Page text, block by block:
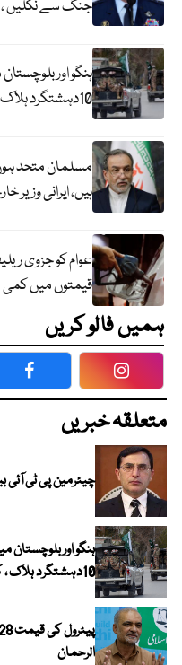
جنگ سے نکلیں ،
ہنگو اور
10دہشتگرد ہلاک ، کیپٹن شہید
مسلمان متحد
ہیں، ایرانی وزیر
عوام کو جزوی
قیمتوں میں کمی
ہمیں فالو کریں
Facebook
متعلقہ خبریں
چیئرمین پی ٹی آئی
ہنگو اور بلوچستان
10دہشتگرد ہلاک ، کیپٹن شہید
الرحمان